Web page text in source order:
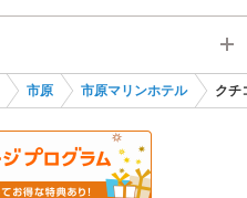
市原 市原マリンホテル クチ